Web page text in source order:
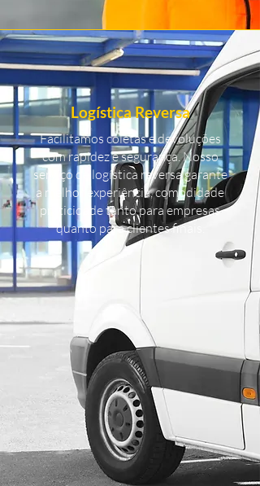
Logística Reversa
Facilitamos coletas e devoluções
com rapidez e segurança. Nosso
serviço de logística reversa garante
a melhor experiência, comodidade
praticidade tanto para empresas
quanto para clientes finais.